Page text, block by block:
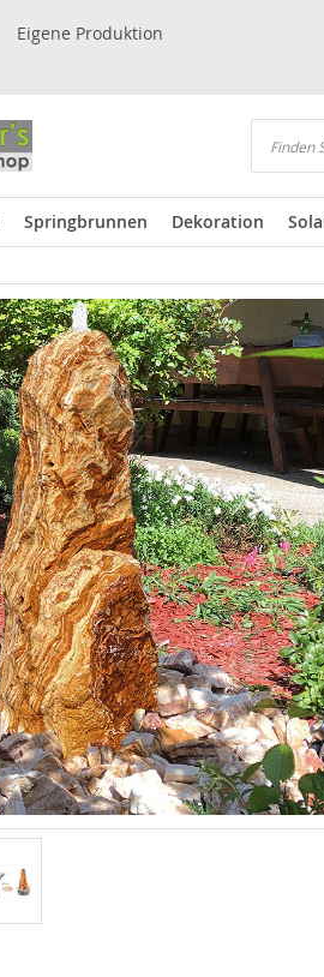
Eigene Produktion
Suchen
Springbrunnen Dekoration